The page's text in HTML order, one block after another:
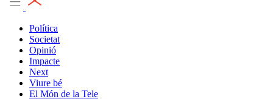
Política
Societat
Opinió
Impacte
Next
Viure bé
El Món de la Tele